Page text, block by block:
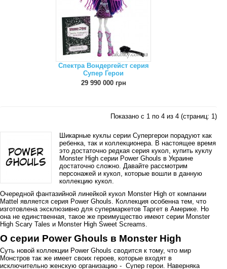
Спектра Вондергейст серия
Супер Герои
29 990 000 грн
Показано с 1 по 4 из 4 (страниц: 1)
Шикарные куклы серии Супергерои порадуют как
ребенка, так и коллекционера. В настоящее время
это достаточно редкая серия кукол, купить куклу
Monster High серии Power Ghouls в Украине
достаточно сложно. Давайте рассмотрим
персонажей и кукол, которые вошли в данную
коллекцию кукол.
Очередной фантазийной линейкой кукол Monster High от компании
Mattel является серия Power Ghouls. Коллекция особенна тем, что
изготовлена эксклюзивно для супермаркетов Таргет в Америке. Но
она не единственная, такое же преимущество имеют серии Monster
High Scary Tales и Monster High Sweet Screams.
О серии Power Ghouls в Monster High
Суть новой коллекции Power Ghouls сводится к тому, что мир
Монстров так же имеет своих героев, которые входят в
исключительно женскую организацию - Супер герои. Наверняка